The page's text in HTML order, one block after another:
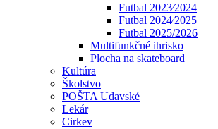
Futbal 2023⁄2024
Futbal 2024⁄2025
Futbal 2025/2026
Multifunkčné ihrisko
Plocha na skateboard
Kultúra
Školstvo
POŠTA Udavské
Lekár
Cirkev